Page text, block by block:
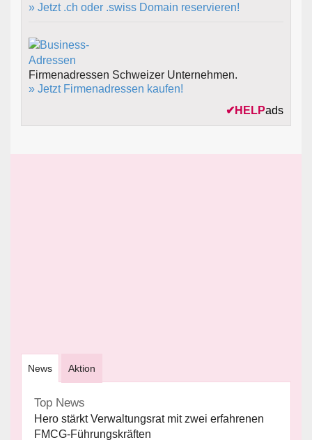
» Jetzt .ch oder .swiss Domain reservieren!
Firmenadressen Schweizer Unternehmen.
» Jetzt Firmenadressen kaufen!
✔ HELPads
News Aktion
Top News
Hero stärkt Verwaltungsrat mit zwei erfahrenen
FMCG-Führungskräften